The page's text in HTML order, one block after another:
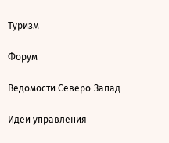
Туризм
Форум
Ведомости Северо-Запад
Идеи управления